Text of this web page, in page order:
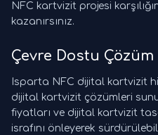
NFC kartvizit projesi
kazanırsınız.
Çevre Dostu Çözüm
Isparta NFC dijital kartvizit
dijital kartvizit çözümleri
fiyatları ve dijital kartvizit
israfını önleyerek